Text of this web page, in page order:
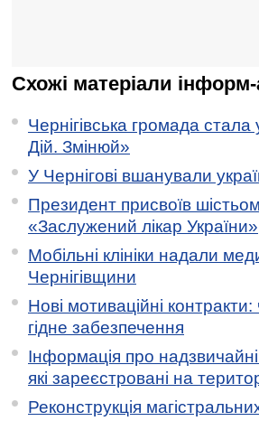
Схожі матеріали інформ-
Чернігівська громада
Дій. Змінюй»
У Чернігові вшанували
Президент присвоїв
«Заслужений лікар України»
Мобільні клініки надали
Чернігівщини
Нові мотиваційні
гідне забезпечення
Інформація про надзвичайні
які зареєстровані на
Реконструкція